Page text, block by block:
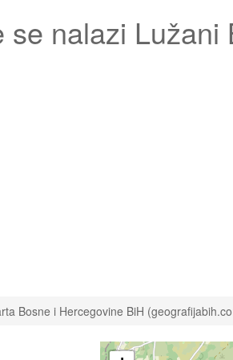
se nalazi Lužani
Bosne i Hercegovine BiH